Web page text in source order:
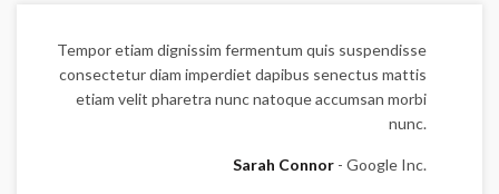
Tempor etiam dignissim fermentum quis suspendisse
consectetur diam imperdiet dapibus senectus mattis
etiam velit pharetra nunc natoque accumsan morbi
nunc.
Sarah Connor Google Inc.